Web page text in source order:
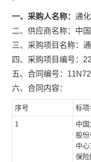
一、采购人名称： 通
二、供应商名称： 中
三、采购项目名称：
四、采购项目编号：
五、合同编号：
六、合同内容：
序号 标项
1
中
股
中
保险